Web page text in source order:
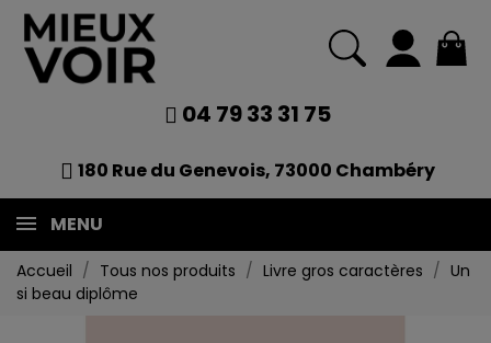
04 79 33 31 75
180 Rue du Genevois, 73000 Chambéry
MENU
Accueil Tous nos produits Livre gros caractères
Un
si beau diplôme